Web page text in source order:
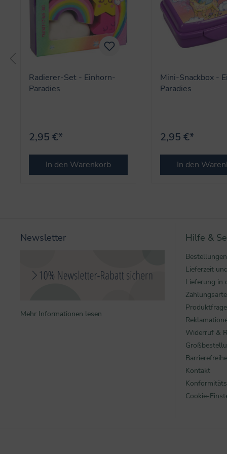
Radierer-Set - Einhorn-
Paradies
2,95 €*
In den Warenkorb
Mini-Snackbox -
Paradies
2,95 €*
In den
Newsletter
Mehr Informationen lesen
Hilfe &
Bestellungen
Lieferzeit
Lieferung in
Widerruf &
Kontakt
Cookie-